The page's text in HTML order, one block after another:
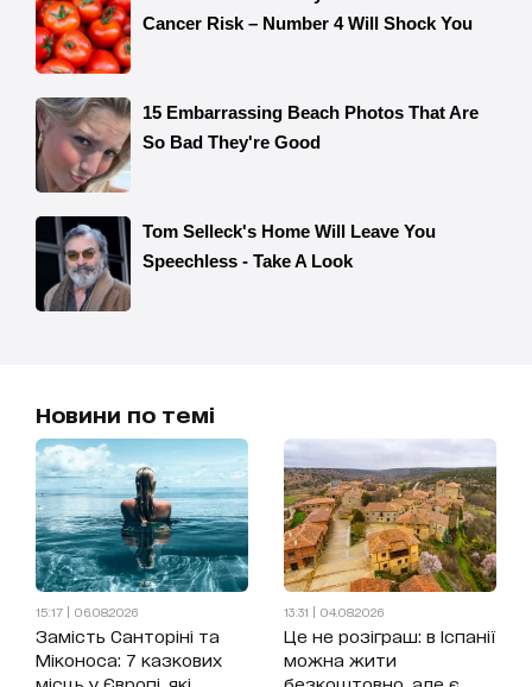
Новини по темі
15:17 | 06.08.2026
Замість Санторіні та
Міконоса: 7 казкових
13:31 | 04.08.2026
Це не розіграш: в Іспанії
можна жити